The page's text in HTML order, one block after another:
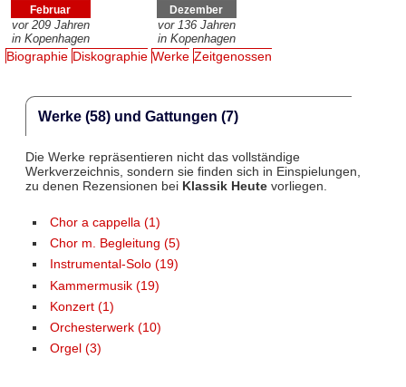
Februar
vor 209 Jahren
in Kopenhagen
Dezember
vor 136 Jahren
in Kopenhagen
Biographie Diskographie Werke Zeitgenossen
Werke (58) und Gattungen (7)
Die Werke repräsentieren nicht das vollständige
Werkverzeichnis, sondern sie finden sich in Einspielungen,
zu denen Rezensionen bei Klassik Heutevorliegen.
Chor a cappella (1)
Chor m. Begleitung (5)
Instrumental-Solo (19)
Kammermusik (19)
Konzert (1)
Orchesterwerk (10)
Orgel (3)